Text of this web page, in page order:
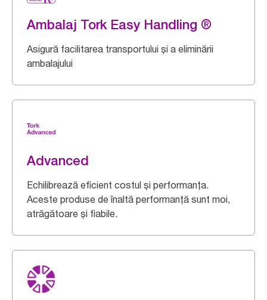
Ambalaj Tork Easy Handling ®
Asigură facilitarea transportului și a eliminării
ambalajului
Advanced
Echilibrează eficient costul și performanța.
Aceste produse de înaltă performanță sunt moi,
atrăgătoare și fiabile.